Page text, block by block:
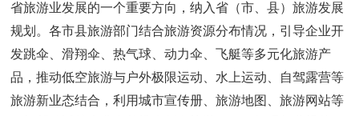
省旅游业发展的一个重要方向，纳入省（市、县）旅游发展
规划。各市县旅游部门结合旅游资源分布情况，引导企业开
发跳伞、滑翔伞、热气球、动力伞、飞艇等多元化旅游产
品，推动低空旅游与户外极限运动、水上运动、自驾露营等
旅游新业态结合，利用城市宣传册、旅游地图、旅游网站等